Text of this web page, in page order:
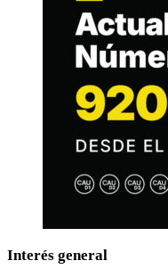
Interés general